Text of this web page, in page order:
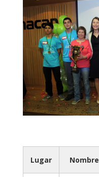
Lugar Nombre